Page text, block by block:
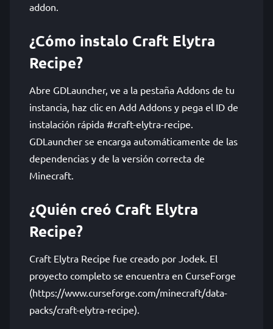
addon.
¿Cómo instalo Craft Elytra
Recipe?
Abre GDLauncher, ve a la pestaña Addons de tu
instancia, haz clic en Add Addons y pega el ID de
instalación rápida #craft-elytra-recipe.
GDLauncher se encarga automáticamente de las
dependencias y de la versión correcta de
Minecraft.
¿Quién creó Craft Elytra
Recipe?
Craft Elytra Recipe fue creado por Jodek. El
proyecto completo se encuentra en CurseForge
(https://www.curseforge.com/minecraft/data-
packs/craft-elytra-recipe).